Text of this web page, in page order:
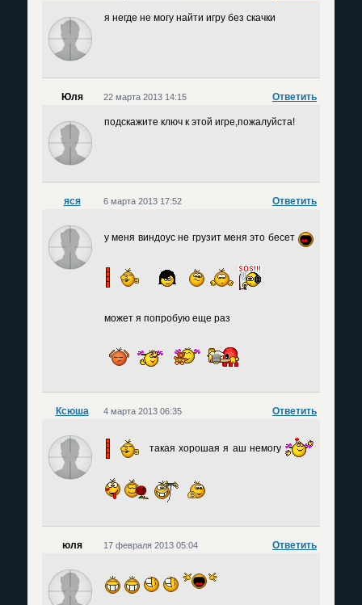
я негде не могу найти игру без скачки
Юля Ответить
22 марта 2013 14:15
подскажите ключ к этой игре,пожалуйста!
яся Ответить
6 марта 2013 17:52
у меня виндоус не грузит меня это бесет
может я попробую еще раз
Ксюша Ответить
4 марта 2013 06:35
такая хорошая я аш немогу
юля Ответить
17 февраля 2013 05:04